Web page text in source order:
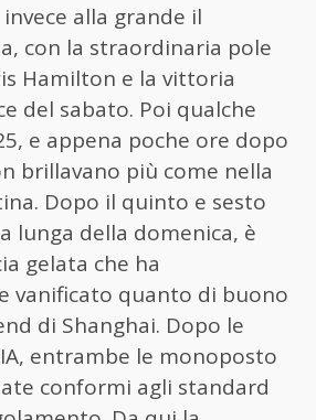
alla grande il
con la straordinaria pole
Hamilton e la vittoria
del sabato. Poi qualche
e appena poche ore dopo
brillavano più come nella
Dopo il quinto e sesto
lunga della domenica, è
gelata che ha
vanificato quanto di buono
di Shanghai. Dopo le
entrambe le monoposto
conformi agli standard